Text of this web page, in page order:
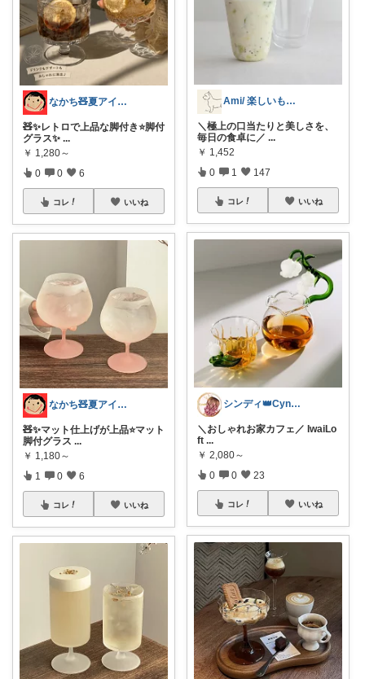
なかち🧸夏アイテム＆便利グッズ✨
🧸✨レトロで上品な脚付き⭐️脚付
グラス✨ ...
￥ 1,280～
0 0 6
コレ いいね
なかち🧸夏アイテム＆便利グッズ✨
🧸✨マット仕上げが上品⭐️マット
脚付グラス ...
￥ 1,180～
1 0 6
コレ いいね
Ami/ 楽しいもの美味しいもの
＼極上の口当たりと美しさを、
毎日の食卓に／ ...
￥ 1,452
0 1 147
コレ いいね
シンディ👑Cyndi👑
＼おしゃれお家カフェ／ IwaiLo
ft ...
￥ 2,080～
0 0 23
コレ いいね